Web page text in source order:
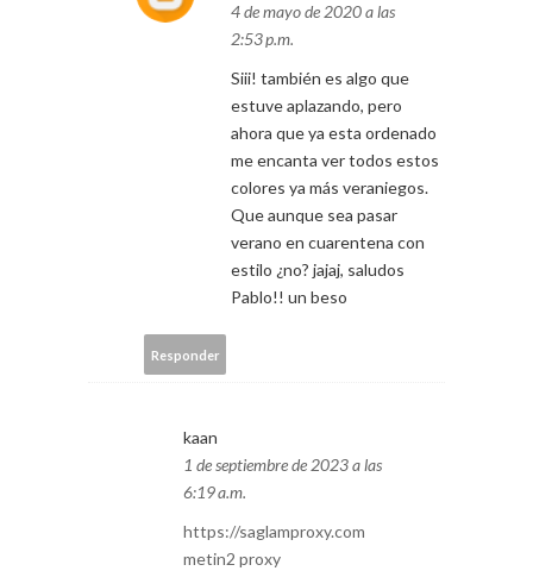
4 de mayo de 2020 a las
2:53 p.m.
Siii! también es algo que
estuve aplazando, pero
ahora que ya esta ordenado
me encanta ver todos estos
colores ya más veraniegos.
Que aunque sea pasar
verano en cuarentena con
estilo ¿no? jajaj, saludos
Pablo!! un beso
Responder
kaan
1 de septiembre de 2023 a las
6:19 a.m.
https://saglamproxy.com
metin2 proxy